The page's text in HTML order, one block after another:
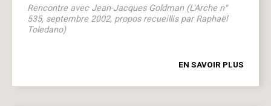
Rencontre avec Jean-Jacques Goldman (L'Arche n°
535, septembre 2002, propos recueillis par Raphaël
Toledano)
EN SAVOIR PLUS